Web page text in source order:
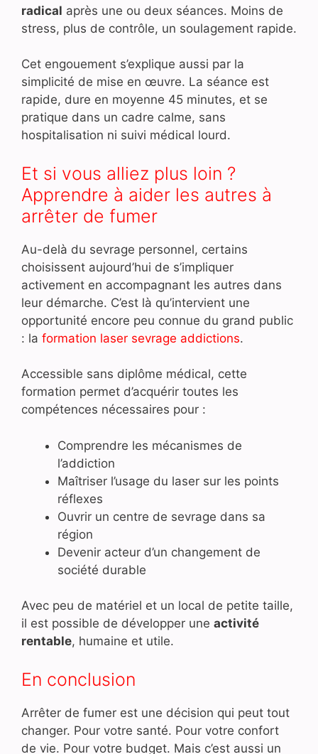
radical après une ou deux séances. Moins de
stress, plus de contrôle, un soulagement rapide.
Cet engouement s’explique aussi par la
simplicité de mise en œuvre. La séance est
rapide, dure en moyenne 45 minutes, et se
pratique dans un cadre calme, sans
hospitalisation ni suivi médical lourd.
Et si vous alliez plus loin ?
Apprendre à aider les autres à
arrêter de fumer
Au-delà du sevrage personnel, certains
choisissent aujourd’hui de s’impliquer
activement en accompagnant les autres dans
leur démarche. C’est là qu’intervient une
opportunité encore peu connue du grand public
: la formation laser sevrage addictions.
Accessible sans diplôme médical, cette
formation permet d’acquérir toutes les
compétences nécessaires pour :
Comprendre les mécanismes de
l’addiction
Maîtriser l’usage du laser sur les points
réflexes
Ouvrir un centre de sevrage dans sa
région
Devenir acteur d’un changement de
société durable
Avec peu de matériel et un local de petite taille,
il est possible de développer une activité
rentable, humaine et utile.
En conclusion
Arrêter de fumer est une décision qui peut tout
changer. Pour votre santé. Pour votre confort
de vie. Pour votre budget. Mais c’est aussi un